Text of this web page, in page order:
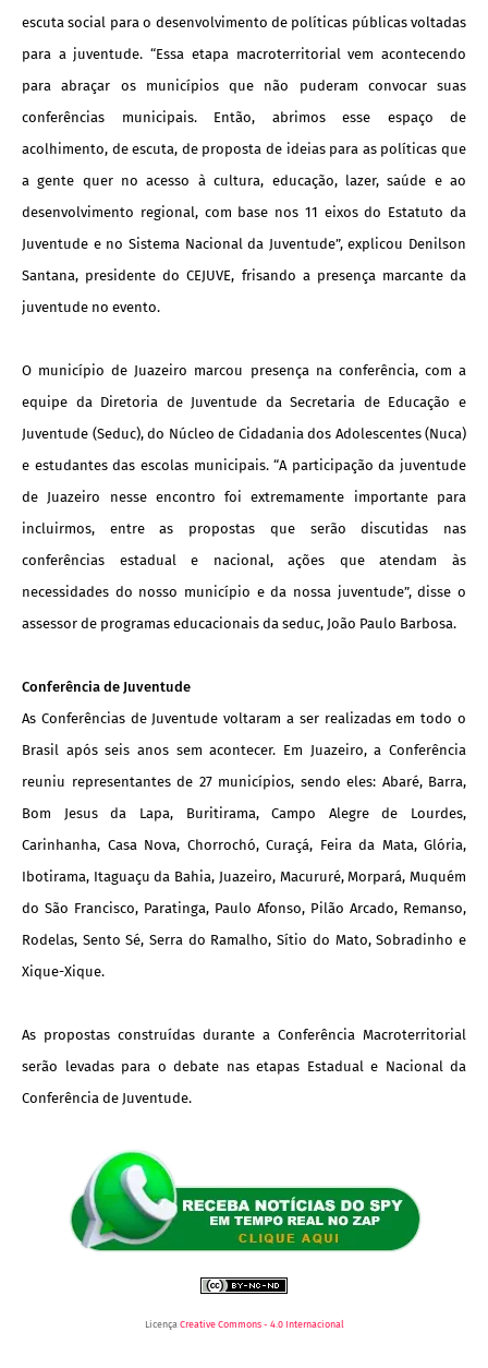
escuta social para o desenvolvimento de políticas públicas voltadas
para a juventude. “Essa etapa macroterritorial vem acontecendo
para abraçar os municípios que não puderam convocar suas
conferências municipais. Então, abrimos esse espaço de
acolhimento, de escuta, de proposta de ideias para as políticas que
a gente quer no acesso à cultura, educação, lazer, saúde e ao
desenvolvimento regional, com base nos 11 eixos do Estatuto da
Juventude e no Sistema Nacional da Juventude”, explicou Denilson
Santana, presidente do CEJUVE, frisando a presença marcante da
juventude no evento.
O município de Juazeiro marcou presença na conferência, com a
equipe da Diretoria de Juventude da Secretaria de Educação e
Juventude (Seduc), do Núcleo de Cidadania dos Adolescentes (Nuca)
e estudantes das escolas municipais. “A participação da juventude
de Juazeiro nesse encontro foi extremamente importante para
incluirmos, entre as propostas que serão discutidas nas
conferências estadual e nacional, ações que atendam às
necessidades do nosso município e da nossa juventude”, disse o
assessor de programas educacionais da seduc, João Paulo Barbosa.
Conferência de Juventude
As Conferências de Juventude voltaram a ser realizadas em todo o
Brasil após seis anos sem acontecer. Em Juazeiro, a Conferência
reuniu representantes de 27 municípios, sendo eles: Abaré, Barra,
Bom Jesus da Lapa, Buritirama, Campo Alegre de Lourdes,
Carinhanha, Casa Nova, Chorrochó, Curaçá, Feira da Mata, Glória,
Ibotirama, Itaguaçu da Bahia, Juazeiro, Macururé, Morpará, Muquém
do São Francisco, Paratinga, Paulo Afonso, Pilão Arcado, Remanso,
Rodelas, Sento Sé, Serra do Ramalho, Sítio do Mato, Sobradinho e
Xique-Xique.
As propostas construídas durante a Conferência Macroterritorial
serão levadas para o debate nas etapas Estadual e Nacional da
Conferência de Juventude.
Licença Creative Commons - 4.0 Internacional